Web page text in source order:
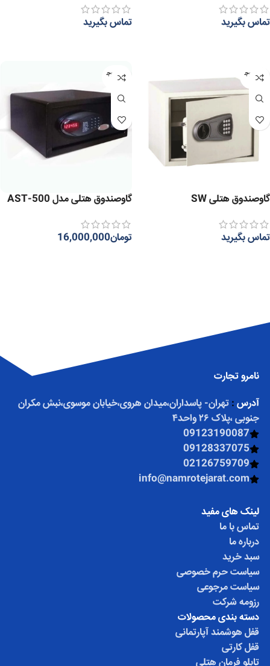
تماس بگیرید تماس بگیرید
عدم موج
ودی
گاوصندوق هتلی SW
تماس بگیرید
عدم موج
ودی
گاوصندوق هتلی مدل AST-500
تومان16,000,000
نامرو تجارت
آدرس : تهران- پاسداران،میدان هروی،خیابان موسوی،نبش مکران
جنوبی ،پلاک ۲۶ واحد۴
09123190087
09128337075
02126759709
info@namrotejarat.com
لینک های مفید
تماس با ما
درباره ما
سبد خرید
سیاست حرم خصوصی
سیاست مرجوعی
رزومه شرکت
دسته بندی محصولات
قفل هوشمند آپارتمانی
قفل کارتی
تابلو فرمان هتلی